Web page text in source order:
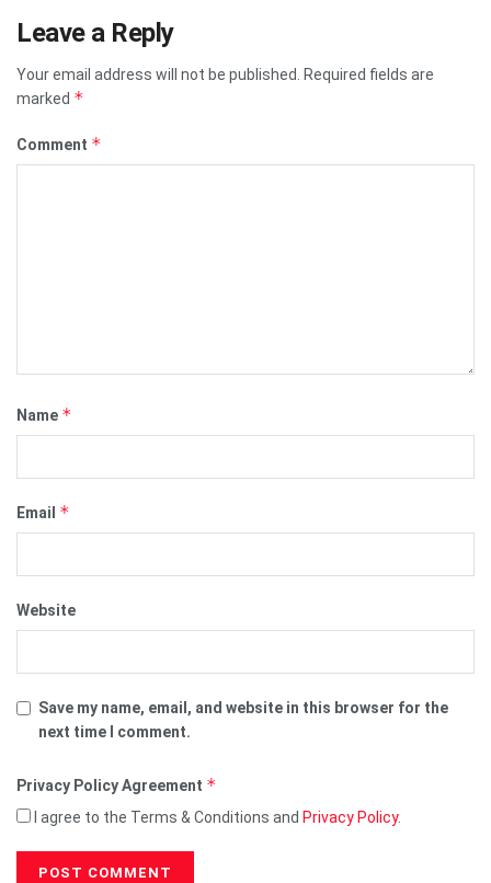
Leave a Reply
Your email address will not be published.
Required fields are
marked *
Comment *
Name *
Email *
Website
Save my name, email, and website in this browser for the
next time I comment.
Privacy Policy Agreement *
I agree to the Terms & Conditions and Privacy Policy.